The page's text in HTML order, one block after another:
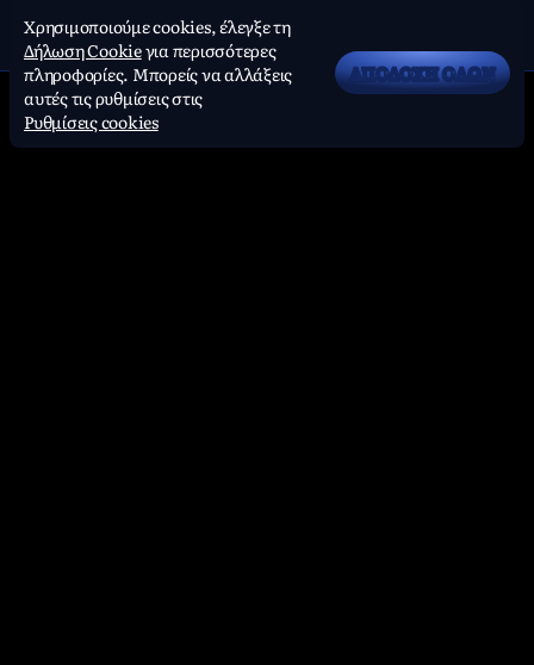
Χρησιμοποιούμε cookies, έλεγξε τη
Δήλωση Cookieγια περισσότερες
πληροφορίες. Μπορείς να αλλάξεις
αυτές τις ρυθμίσεις στις
Ρυθμίσεις cookies
ΑΠΟΔΟΧΉ ΌΛΩΝ